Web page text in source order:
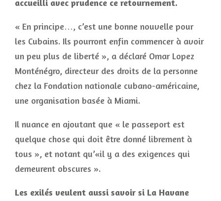
accueilli avec prudence ce retournement.
« En principe…, c’est une bonne nouvelle pour
les Cubains. Ils pourront enfin commencer à avoir
un peu plus de liberté », a déclaré Omar Lopez
Monténégro, directeur des droits de la personne
chez la Fondation nationale cubano-américaine,
une organisation basée à Miami.
Il nuance en ajoutant que « le passeport est
quelque chose qui doit être donné librement à
tous », et notant qu’«il y a des exigences qui
demeurent obscures ».
Les exilés veulent aussi savoir si La Havane